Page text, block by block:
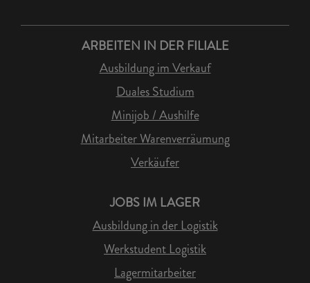
ARBEITEN IN DER FILIALE
Ausbildung im Verkauf
Duales Studium
Minijob / Aushilfe
Mitarbeiter Warenverräumung
Verkäufer
JOBS IM LAGER
Ausbildung in der Logistik
Werkstudent Logistik
Lagermitarbeiter